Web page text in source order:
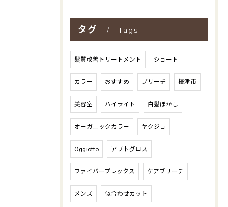
タグ Tags
髪質改善トリートメント ショート
カラー おすすめ ブリーチ 摂津市
美容室 ハイライト 白髪ぼかし
オーガニックカラー ヤクジョ
Oggiotto アプトグロス
ファイバープレックス ケアブリーチ
メンズ 似合わせカット